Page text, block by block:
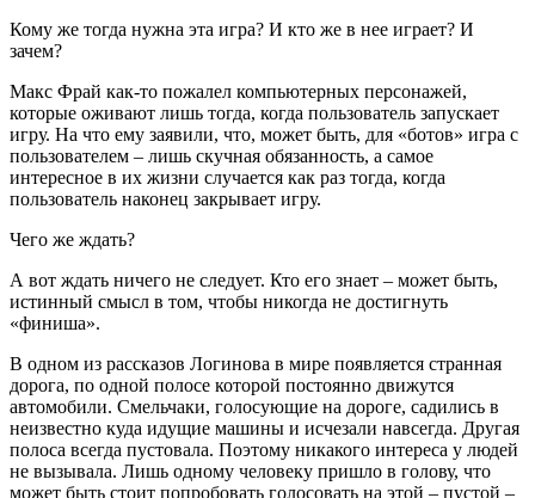
Кому же тогда нужна эта игра? И кто же в нее играет? И
зачем?
Макс Фрай как-то пожалел компьютерных персонажей,
которые оживают лишь тогда, когда пользователь запускает
игру. На что ему заявили, что, может быть, для «ботов» игра с
пользователем – лишь скучная обязанность, а самое
интересное в их жизни случается как раз тогда, когда
пользователь наконец закрывает игру.
Чего же ждать?
А вот ждать ничего не следует. Кто его знает – может быть,
истинный смысл в том, чтобы никогда не достигнуть
«финиша».
В одном из рассказов Логинова в мире появляется странная
дорога, по одной полосе которой постоянно движутся
автомобили. Смельчаки, голосующие на дороге, садились в
неизвестно куда идущие машины и исчезали навсегда. Другая
полоса всегда пустовала. Поэтому никакого интереса у людей
не вызывала. Лишь одному человеку пришло в голову, что
может быть стоит попробовать голосовать на этой – пустой –